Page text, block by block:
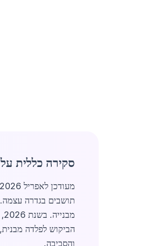
סקירה כללית
תושבים בגדרה עצמה.
והסביבה.